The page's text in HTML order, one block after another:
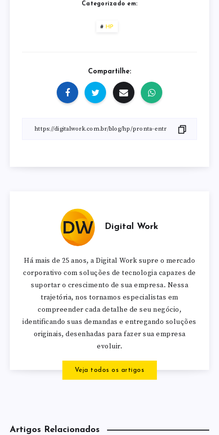
Categorizado em:
HP
Compartilhe:
Digital Work
Há mais de 25 anos, a Digital Work supre o mercado
corporativo com soluções de tecnologia capazes de
suportar o crescimento de sua empresa. Nessa
trajetória, nos tornamos especialistas em
compreender cada detalhe de seu negócio,
identificando suas demandas e entregando soluções
originais, desenhadas para fazer sua empresa
evoluir.
Veja todos os artigos
Artigos Relacionados